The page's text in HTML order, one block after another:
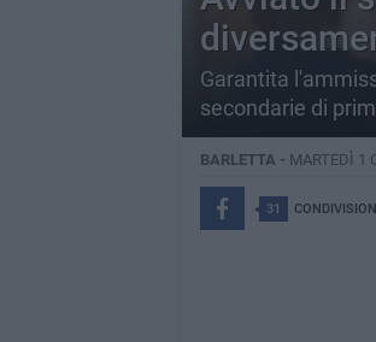
Garantita
secondarie di
BARLETTA - MARTEDÌ 1
31